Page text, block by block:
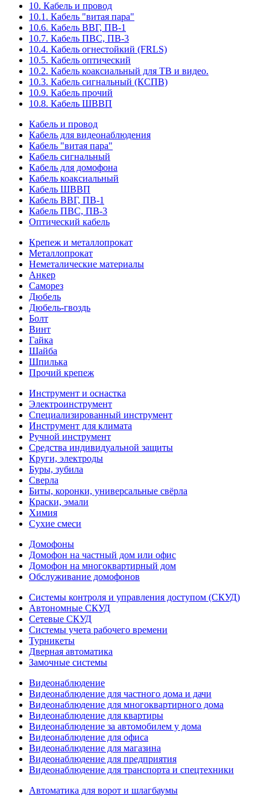
10. Кабель и провод
10.1. Кабель "витая пара"
10.6. Кабель ВВГ, ПВ-1
10.7. Кабель ПВС, ПВ-3
10.4. Кабель огнестойкий (FRLS)
10.5. Кабель оптический
10.2. Кабель коаксиальный для ТВ и видео.
10.3. Кабель сигнальный (КСПВ)
10.9. Кабель прочий
10.8. Кабель ШВВП
Кабель и провод
Кабель для видеонаблюдения
Кабель "витая пара"
Кабель сигнальный
Кабель для домофона
Кабель коаксиальный
Кабель ШВВП
Кабель ВВГ, ПВ-1
Кабель ПВС, ПВ-3
Оптический кабель
Крепеж и металлопрокат
Металлопрокат
Неметалические материалы
Анкер
Саморез
Дюбель
Дюбель-гвоздь
Болт
Винт
Гайка
Шайба
Шпилька
Прочий крепеж
Инструмент и оснастка
Электроинструмент
Специализированный инструмент
Инструмент для климата
Ручной инструмент
Средства индивидуальной защиты
Круги, электроды
Буры, зубила
Сверла
Биты, коронки, универсальные свёрла
Краски, эмали
Химия
Сухие смеси
Домофоны
Домофон на частный дом или офис
Домофон на многоквартирный дом
Обслуживание домофонов
Системы контроля и управления доступом (СКУД)
Автономные СКУД
Сетевые СКУД
Системы учета рабочего времени
Турникеты
Дверная автоматика
Замочные системы
Видеонаблюдение
Видеонаблюдение для частного дома и дачи
Видеонаблюдение для многоквартирного дома
Видеонаблюдение для квартиры
Видеонаблюдение за автомобилем у дома
Видеонаблюдение для офиса
Видеонаблюдение для магазина
Видеонаблюдение для предприятия
Видеонаблюдение для транспорта и спецтехники
Автоматика для ворот и шлагбаумы